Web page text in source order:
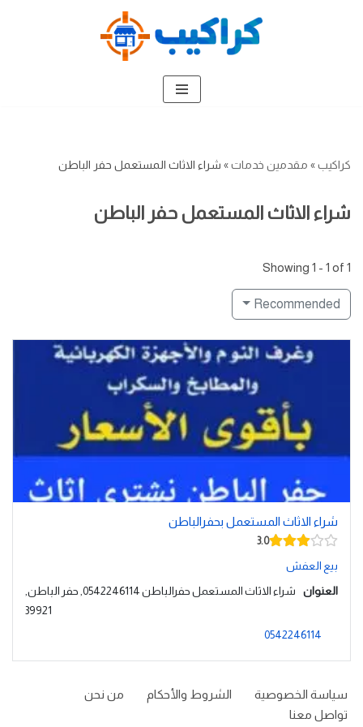
كراكيب» مقدمين خدمات» شراء الاثاث المستعمل حفر الباطن
شراء الاثاث المستعمل حفر الباطن
Showing 1 - 1 of 1
Recommended
شراء الاثاث المستعمل بحفرالباطن
3.0
بيع العفش
العنوان
شراء الاثاث المستعمل حفرالباطن 0542246114, حفر الباطن,
39921
0542246114
سياسة الخصوصية الشروط والأحكام
من نحن
تواصل معنا